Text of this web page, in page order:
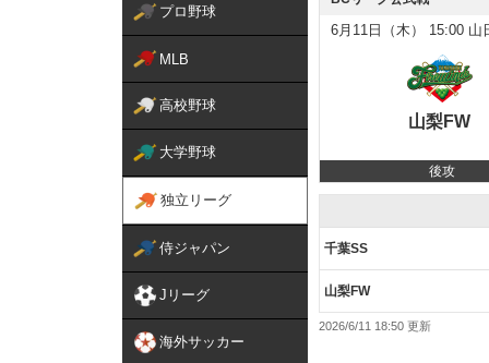
プロ野球
MLB
高校野球
大学野球
独立リーグ
侍ジャパン
Jリーグ
海外サッカー
6月11日（木） 15:00 山
山梨FW
後攻
千葉SS
山梨FW
2026/6/11 18:50